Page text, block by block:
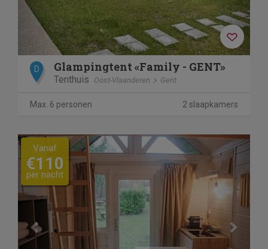
D Glampingtent «Family - GENT»
Tenthuis Oost-Vlaanderen Gent
Max. 6 personen 2 slaapkamers
Previous Next
Vanaf
€110
per nacht